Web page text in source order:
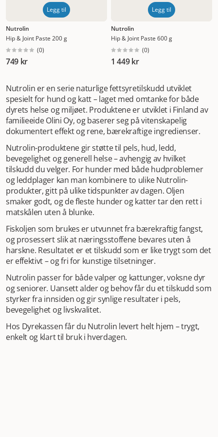
Legg til
Nutrolin
Hip & Joint Paste 200 g
(0)
749 kr
Legg til
Nutrolin
Hip & Joint Paste 600 g
(0)
1 449 kr
Nutrolin er en serie naturlige fettsyretilskudd utviklet
spesielt for hund og katt – laget med omtanke for både
dyrets helse og miljøet. Produktene er utviklet i Finland av
familieeide Olini Oy, og baserer seg på vitenskapelig
dokumentert effekt og rene, bærekraftige ingredienser.
Nutrolin-produktene gir støtte til pels, hud, ledd,
bevegelighet og generell helse – avhengig av hvilket
tilskudd du velger. For hunder med både hudproblemer
og leddplager kan man kombinere to ulike Nutrolin-
produkter, gitt på ulike tidspunkter av dagen. Oljen
smaker godt, og de fleste hunder og katter tar den rett i
matskålen uten å blunke.
Fiskoljen som brukes er utvunnet fra bærekraftig fangst,
og prosessert slik at næringsstoffene bevares uten å
harskne. Resultatet er et tilskudd som er like trygt som det
er effektivt – og fri for kunstige tilsetninger.
Nutrolin passer for både valper og kattunger, voksne dyr
og seniorer. Uansett alder og behov får du et tilskudd som
styrker fra innsiden og gir synlige resultater i pels,
bevegelighet og livskvalitet.
Hos Dyrekassen får du Nutrolin levert helt hjem – trygt,
enkelt og klart til bruk i hverdagen.